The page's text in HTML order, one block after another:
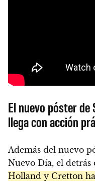
El nuevo póster
llega con acción
Además del nuevo
Nuevo Día, el detrás
Holland y Cretton